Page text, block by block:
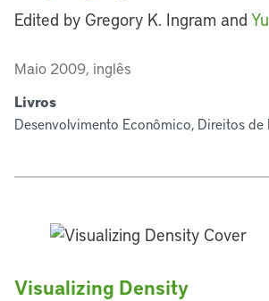
Edited by Gregory K. Ingram and
Maio 2009, inglês
Livros
Desenvolvimento Econômico, Direitos
Visualizing Density